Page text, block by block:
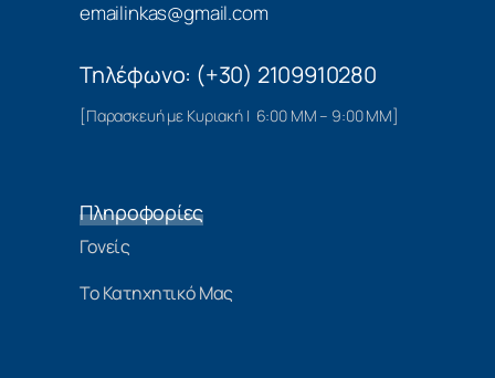
emailinkas@gmail.com
Τηλέφωνο: (+30) 2109910280
[Παρασκευή με Κυριακή | 6:00 ΜΜ – 9:00 ΜΜ]
Πληροφορίες
Γονείς
Το Κατηχητικό Μας